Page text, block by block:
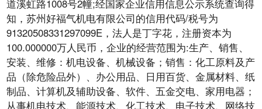
道溪虹路1008号2幢;经国家企业信用信息公示系统查询得
知，苏州好福气机电有限公司的信用代码/税号为
91320508331297099E，法人是丁字花，注册资本为
100.000000万人民币，企业的经营范围为:生产、销售、
安装、维修：机电设备、机械设备；销售：化工原料及产
品（除危险品外）、办公用品、日用百货、金属材料、纸
制品、计算机及辅助设备、软件、五金交电、家用电器；
从事机电技术、能源技术、化工技术、电子技术、网络技